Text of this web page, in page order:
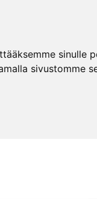
sinulle
sivustomme